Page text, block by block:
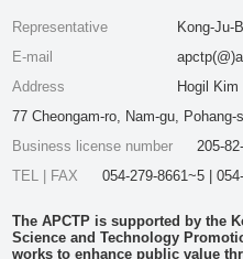
Representative
Kong-Ju-
E-mail
Address
Hogil
77 Cheongam-ro, Nam-gu,
Business license number
205-
TEL | FAX
054-279-8661~5 |
The APCTP is supported by the
Science and Technology
works to enhance public value